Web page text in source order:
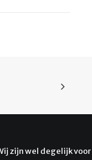
zijn wel degelijk voor